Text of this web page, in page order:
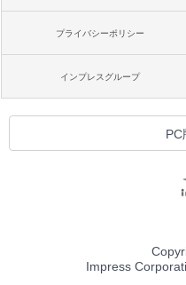
プライバシーポリシー
インプレスグループ
PC
Impress